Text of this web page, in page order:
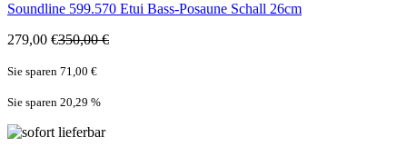
Soundline 599.570 Etui Bass-Posaune Schall 26cm
279,00 €350,00 €
Sie sparen 71,00 €
Sie sparen 20,29 %